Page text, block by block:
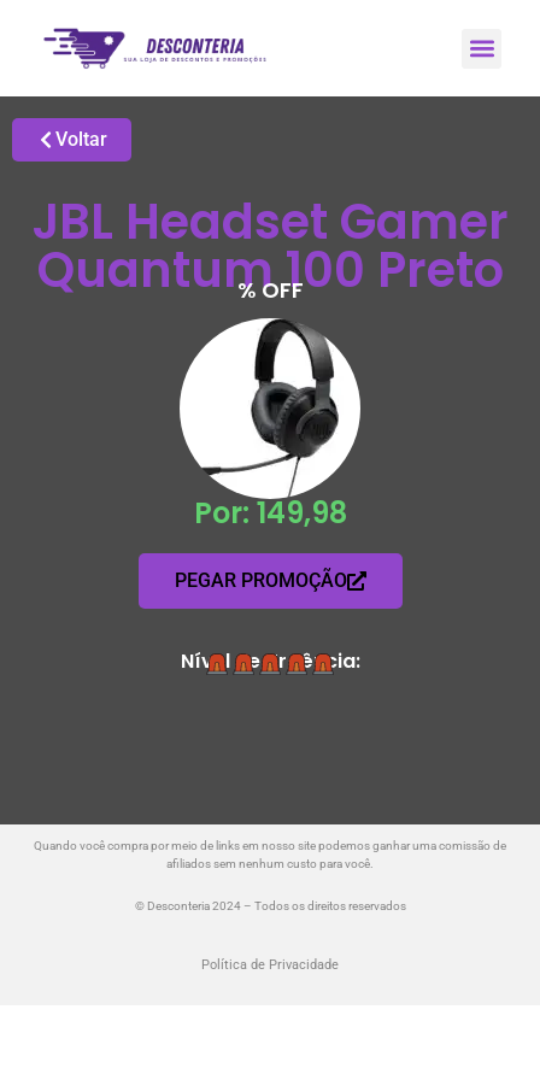
Voltar
JBL Headset Gamer
Quantum 100 Preto
% OFF
Por: 149,98
PEGAR PROMOÇÃO
Nível de Urgência:
Quando você compra por meio de links em nosso site podemos ganhar uma comissão de
afiliados sem nenhum custo para você.
© Desconteria 2024 – Todos os direitos reservados
Política de Privacidade